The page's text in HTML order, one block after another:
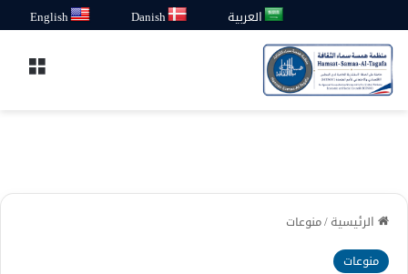
العربية Danish
English
الرئيسية/منوعات
منوعات